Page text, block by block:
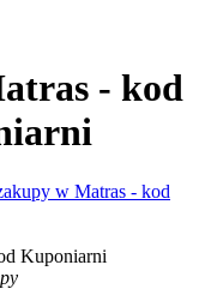
- kod
w Matras - kod
Kuponiarni